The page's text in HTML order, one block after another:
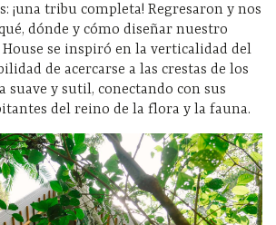
¡una tribu completa! Regresaron y nos
dónde y cómo diseñar nuestro
se inspiró en la verticalidad del
de acercarse a las crestas de los
suave y sutil, conectando con sus
del reino de la flora y la fauna.